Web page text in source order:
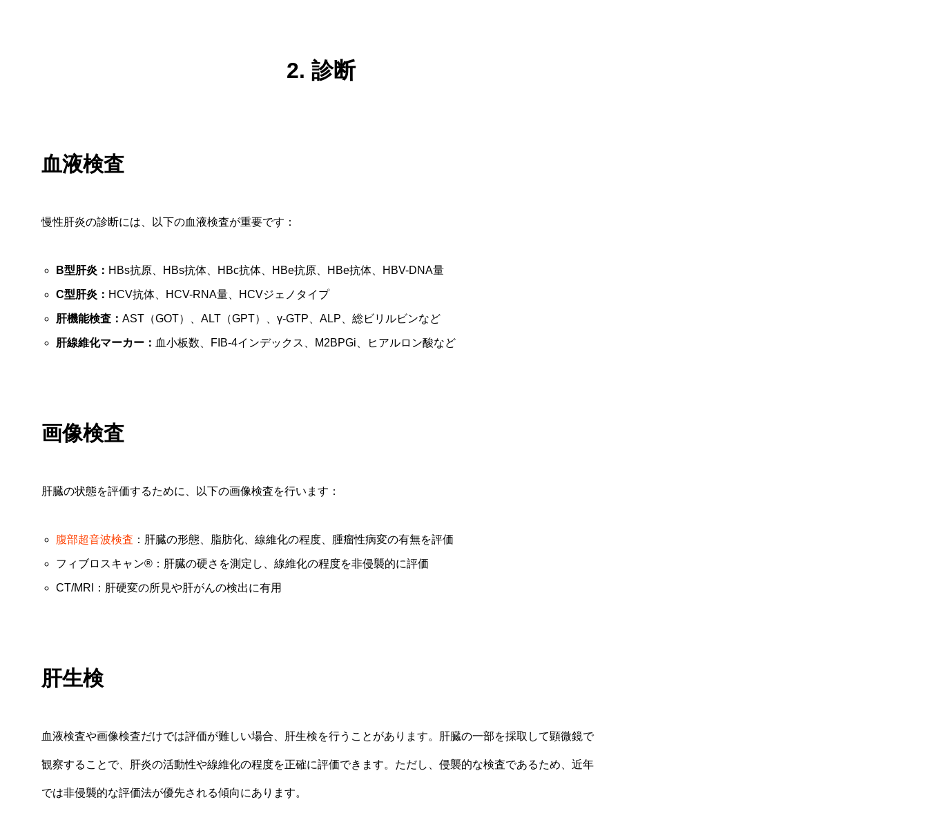
2. 診断
血液検査
慢性肝炎の診断には、以下の血液検査が重要です：
B型肝炎： HBs抗原、HBs抗体、HBc抗体、HBe抗原、HBe抗体、HBV-DNA量
C型肝炎： HCV抗体、HCV-RNA量、HCVジェノタイプ
肝機能検査： AST（GOT）、ALT（GPT）、γ-GTP、ALP、総ビリルビンなど
肝線維化マーカー： 血小板数、FIB-4インデックス、M2BPGi、ヒアルロン酸など
画像検査
肝臓の状態を評価するために、以下の画像検査を行います：
腹部超音波検査 ：肝臓の形態、脂肪化、線維化の程度、腫瘤性病変の有無を評価
フィブロスキャン®：肝臓の硬さを測定し、線維化の程度を非侵襲的に評価
CT/MRI：肝硬変の所見や肝がんの検出に有用
肝生検
血液検査や画像検査だけでは評価が難しい場合、肝生検を行うことがあります。肝臓の一部を採取して顕微鏡で
観察することで、肝炎の活動性や線維化の程度を正確に評価できます。ただし、侵襲的な検査であるため、近年
では非侵襲的な評価法が優先される傾向にあります。